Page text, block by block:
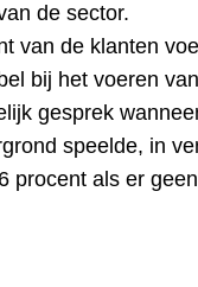
de sector.
van de klanten
bij het voeren
gesprek
speelde, in
procent als er